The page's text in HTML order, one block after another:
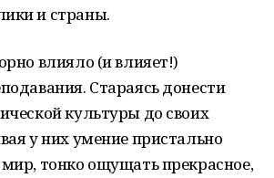
и страны.
влияло (и влияет!)
Стараясь донести
культуры до своих
у них умение пристально
тонко ощущать прекрасное,